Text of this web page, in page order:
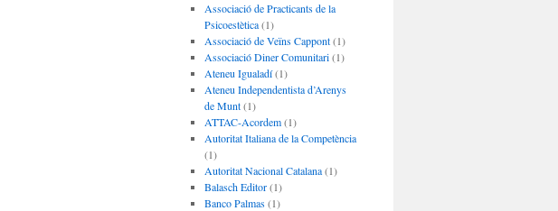
Associació de Practicants de la
Psicoestètica(1)
Associació de Veïns Cappont(1)
Associació Diner Comunitari(1)
Ateneu Igualadí(1)
Ateneu Independentista d’Arenys
de Munt(1)
ATTAC-Acordem(1)
Autoritat Italiana de la Competència
(1)
Autoritat Nacional Catalana(1)
Balasch Editor(1)
Banco Palmas(1)